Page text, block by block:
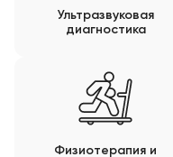
Ультразвуковая
диагностика
Физиотерапия и